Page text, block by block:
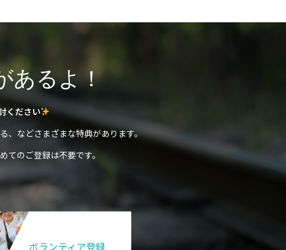
あるよ！
ください
、などさまざまな特典があります。
のご登録は不要です。
ボランティア登録